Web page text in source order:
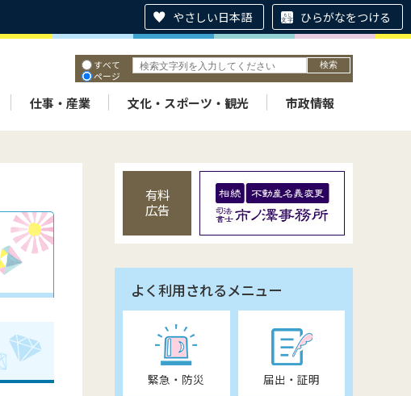
やさしい日本語 ひらがなをつける
すべて
ページ
仕事・産業 文化・スポーツ・観光 市政情報
有料
広告
よく利用されるメニュー
緊急・防災 届出・証明